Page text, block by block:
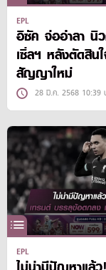
EPL
อิซัค จ่ออำลา นิ
เซิ่ลฯ หลังตัดสิน
สัญญาใหม่
28 มี.ค. 2568 10:39
EPL